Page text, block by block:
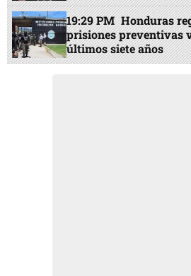
19:29 PM Honduras
prisiones preventivas
últimos siete años